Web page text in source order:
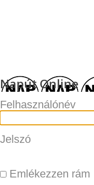
Napút Online
Felhasználónév
Jelszó
Emlékezzen rám